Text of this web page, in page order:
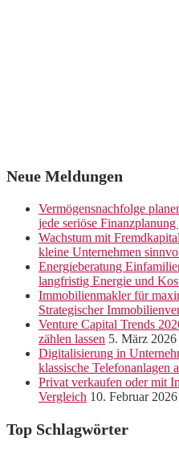
Neue Meldungen
Vermögensnachfolge
jede seriöse Finanzplanung
Wachstum mit
kleine Unternehmen
Energieberatung
langfristig Energie und
Immobilienmakler für
Strategischer
Venture Capital Trends
zählen lassen 5. März 2026
Digitalisierung in
klassische Telefonanlagen
Privat verkaufen oder mit
Vergleich 10. Februar 2026
Top Schlagwörter